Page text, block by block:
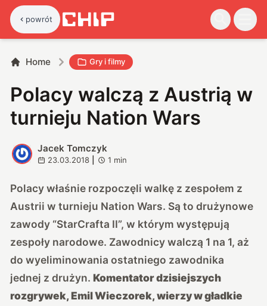
powrót
Home Gry i filmy
Polacy walczą z Austrią w
turnieju Nation Wars
J
Jacek Tomczyk
23.03.2018 1 min
Polacy właśnie rozpoczęli walkę z zespołem z
Austrii w turnieju Nation Wars. Są to drużynowe
zawody “StarCrafta II”, w którym występują
zespoły narodowe. Zawodnicy walczą 1 na 1, aż
do wyeliminowania ostatniego zawodnika
jednej z drużyn.Komentator dzisiejszych
rozgrywek, Emil Wieczorek, wierzy w gładkie